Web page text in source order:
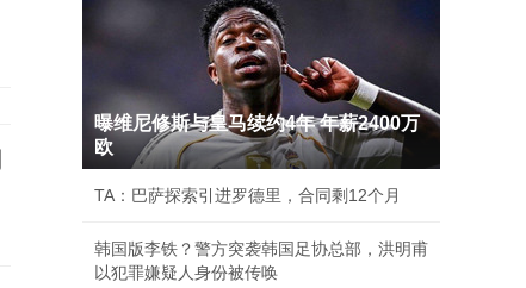
曝维尼修斯与皇马续约4年 年薪2400万
欧
TA：巴萨探索引进罗德里，合同剩12个月
韩国版李铁？警方突袭韩国足协总部，洪明甫
以犯罪嫌疑人身份被传唤